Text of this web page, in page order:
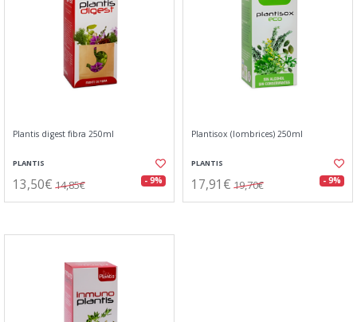
Plantis digest fibra 250ml
PLANTIS
13,50€ 14,85€ - 9%
Plantisox (lombrices) 250ml
PLANTIS
17,91€ 19,70€ - 9%